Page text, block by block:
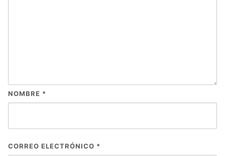
NOMBRE *
CORREO ELECTRÓNICO *